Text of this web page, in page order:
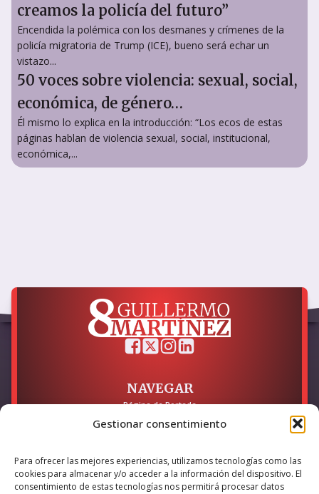
Gestionar consentimiento
Para ofrecer las mejores experiencias, utilizamos tecnologías como las
cookies para almacenar y/o acceder a la información del dispositivo. El
consentimiento de estas tecnologías nos permitirá procesar datos
creamos la policía del futuro”
Encendida la polémica con los desmanes y crímenes de la
policía migratoria de Trump (ICE), bueno será echar un
vistazo...
50 voces sobre violencia: sexual, social,
económica, de género…
Él mismo lo explica en la introducción: “Los ecos de estas
páginas hablan de violencia sexual, social, institucional,
económica,...
NAVEGAR
Página de Portada
LEGAL
Política de Privacidad
Política de Cookies